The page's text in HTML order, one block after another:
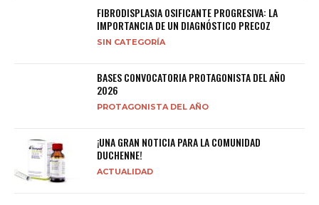
FIBRODISPLASIA OSIFICANTE PROGRESIVA: LA
IMPORTANCIA DE UN DIAGNÓSTICO PRECOZ
SIN CATEGORÍA
BASES CONVOCATORIA PROTAGONISTA DEL AÑO
2026
PROTAGONISTA DEL AÑO
¡UNA GRAN NOTICIA PARA LA COMUNIDAD
DUCHENNE!
ACTUALIDAD